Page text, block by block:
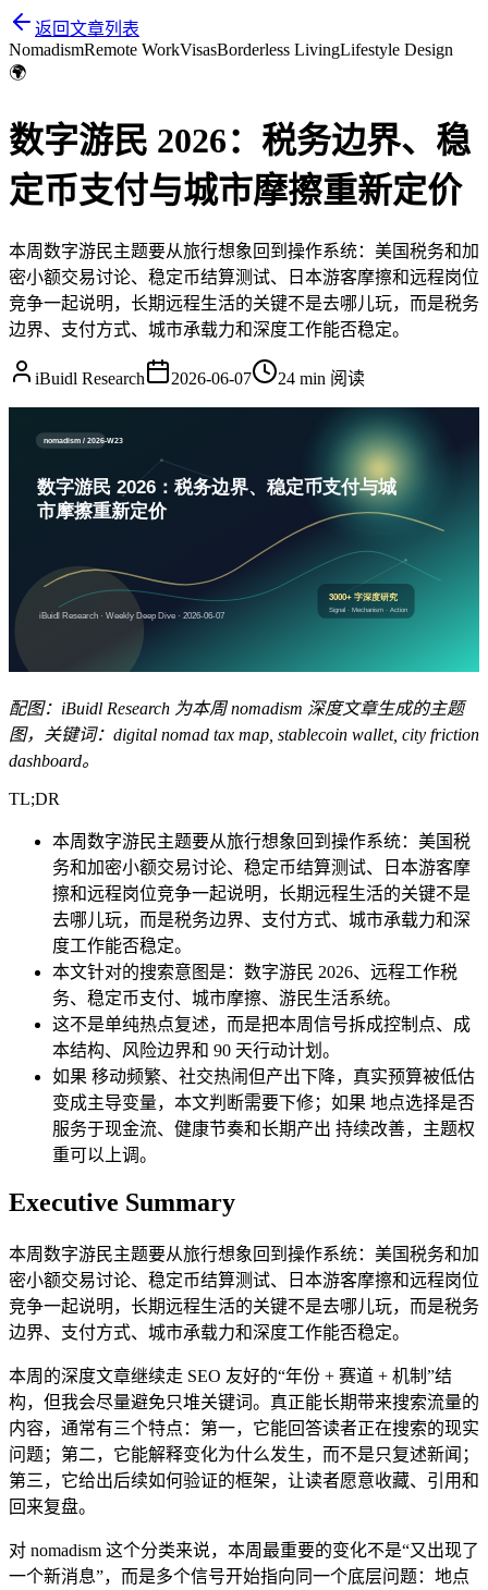
返回文章列表
NomadismRemote WorkVisasBorderless LivingLifestyle Design
🌍
数字游民 2026：税务边界、稳
定币支付与城市摩擦重新定价
本周数字游民主题要从旅行想象回到操作系统：美国税务和加
密小额交易讨论、稳定币结算测试、日本游客摩擦和远程岗位
竞争一起说明，长期远程生活的关键不是去哪儿玩，而是税务
边界、支付方式、城市承载力和深度工作能否稳定。
iBuidl Research 2026-06-07 24 min 阅读
配图：iBuidl Research 为本周 nomadism 深度文章生成的主题
图，关键词：digital nomad tax map, stablecoin wallet, city friction
dashboard。
TL;DR
本周数字游民主题要从旅行想象回到操作系统：美国税
务和加密小额交易讨论、稳定币结算测试、日本游客摩
擦和远程岗位竞争一起说明，长期远程生活的关键不是
去哪儿玩，而是税务边界、支付方式、城市承载力和深
度工作能否稳定。
本文针对的搜索意图是：数字游民 2026、远程工作税
务、稳定币支付、城市摩擦、游民生活系统。
这不是单纯热点复述，而是把本周信号拆成控制点、成
本结构、风险边界和 90 天行动计划。
如果 移动频繁、社交热闹但产出下降，真实预算被低估
变成主导变量，本文判断需要下修；如果 地点选择是否
服务于现金流、健康节奏和长期产出 持续改善，主题权
重可以上调。
Executive Summary
本周数字游民主题要从旅行想象回到操作系统：美国税务和加
密小额交易讨论、稳定币结算测试、日本游客摩擦和远程岗位
竞争一起说明，长期远程生活的关键不是去哪儿玩，而是税务
边界、支付方式、城市承载力和深度工作能否稳定。
本周的深度文章继续走 SEO 友好的“年份 + 赛道 + 机制”结
构，但我会尽量避免只堆关键词。真正能长期带来搜索流量的
内容，通常有三个特点：第一，它能回答读者正在搜索的现实
问题；第二，它能解释变化为什么发生，而不是只复述新闻；
第三，它给出后续如何验证的框架，让读者愿意收藏、引用和
回来复盘。
对 nomadism 这个分类来说，本周最重要的变化不是“又出现了
一个新消息”，而是多个信号开始指向同一个底层问题：地点